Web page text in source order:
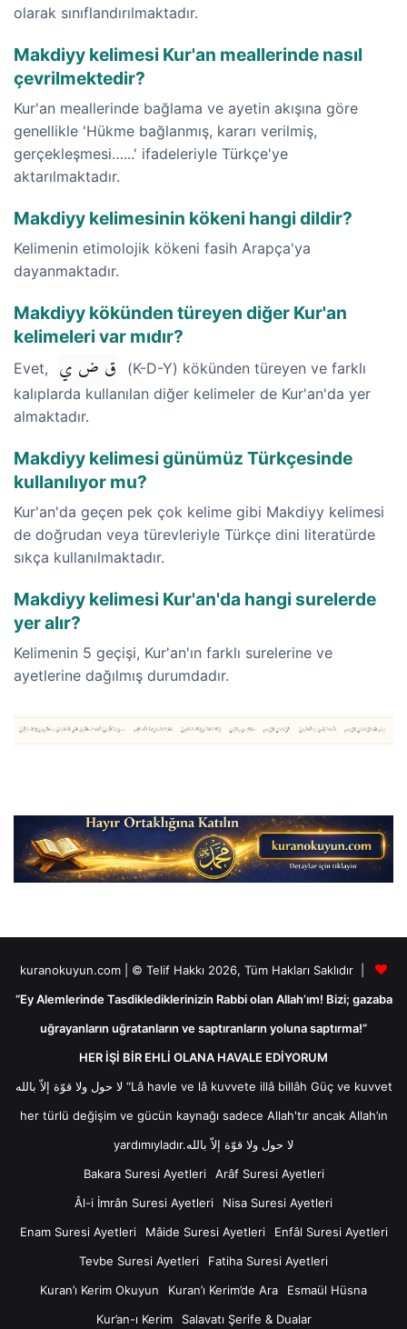
olarak sınıflandırılmaktadır.
Makdiyy kelimesi Kur'an meallerinde nasıl
çevrilmektedir?
Kur'an meallerinde bağlama ve ayetin akışına göre
genellikle 'Hükme bağlanmış, kararı verilmiş,
gerçekleşmesi…...' ifadeleriyle Türkçe'ye
aktarılmaktadır.
Makdiyy kelimesinin kökeni hangi dildir?
Kelimenin etimolojik kökeni fasih Arapça'ya
dayanmaktadır.
Makdiyy kökünden türeyen diğer Kur'an
kelimeleri var mıdır?
Evet, ق ض ي
(K-D-Y) kökünden türeyen ve farklı
kalıplarda kullanılan diğer kelimeler de Kur'an'da yer
almaktadır.
Makdiyy kelimesi günümüz Türkçesinde
kullanılıyor mu?
Kur'an'da geçen pek çok kelime gibi Makdiyy kelimesi
de doğrudan veya türevleriyle Türkçe dini literatürde
sıkça kullanılmaktadır.
Makdiyy kelimesi Kur'an'da hangi surelerde
yer alır?
Kelimenin 5 geçişi, Kur'an'ın farklı surelerine ve
ayetlerine dağılmış durumdadır.
kuranokuyun.com | © Telif Hakkı 2026, Tüm Hakları Saklıdır |
“Ey Alemlerinde Tasdiklediklerinizin Rabbi olan Allah’ım! Bizi; gazaba
uğrayanların uğratanların ve saptıranların yoluna saptırma!”
HER İŞİ BİR EHLİ OLANA HAVALE EDİYORUM
لا حول ولا قوّة إلاّ بالله “Lâ havle ve lâ kuvvete illâ billâh Güç ve kuvvet
her türlü değişim ve gücün kaynağı sadece Allah'tır ancak Allah’ın
yardımıyladır.لا حول ولا قوّة إلاّ بالله
Bakara Suresi Ayetleri
Arâf Suresi Ayetleri
Âl-i İmrân Suresi Ayetleri
Nisa Suresi Ayetleri
Enam Suresi Ayetleri
Mâide Suresi Ayetleri
Enfâl Suresi Ayetleri
Tevbe Suresi Ayetleri
Fatiha Suresi Ayetleri
Kuran’ı Kerim Okuyun
Kuran’ı Kerim’de Ara
Esmaül Hüsna
Kur’an-ı Kerim
Salavatı Şerife & Dualar